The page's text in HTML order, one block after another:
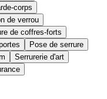
corps
de verrou
de coffres-forts
Pose de serrure
Serrurerie d'art